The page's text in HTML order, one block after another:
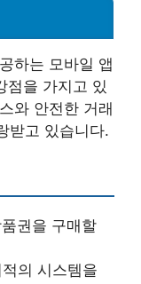
하는 모바일 앱
점을 가지고 있
와 안전한 거래
받고 있습니다.
권을 구매할
의 시스템을